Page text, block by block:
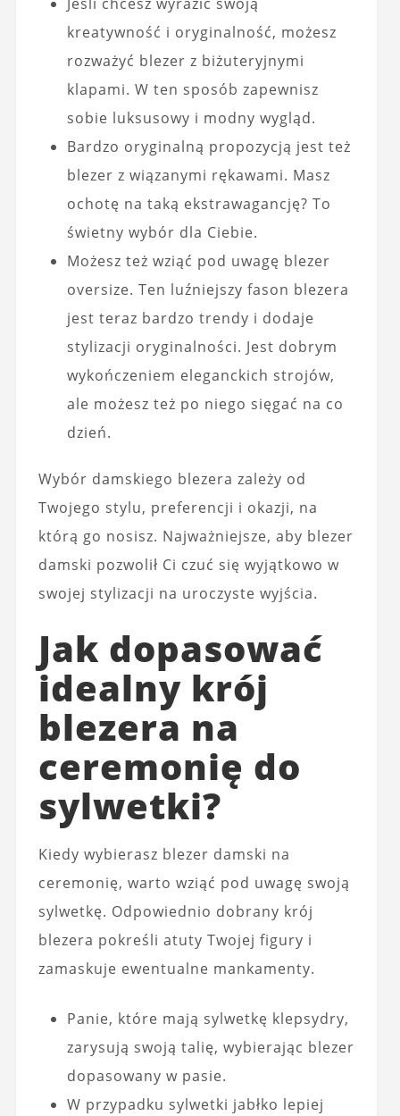
kreatywność i oryginalność, możesz
rozważyć blezer z biżuteryjnymi
klapami. W ten sposób zapewnisz
sobie luksusowy i modny wygląd.
Bardzo oryginalną propozycją jest też
blezer z wiązanymi rękawami. Masz
ochotę na taką ekstrawagancję? To
świetny wybór dla Ciebie.
Możesz też wziąć pod uwagę blezer
oversize. Ten luźniejszy fason blezera
jest teraz bardzo trendy i dodaje
stylizacji oryginalności. Jest dobrym
wykończeniem eleganckich strojów,
ale możesz też po niego sięgać na co
dzień.
Wybór damskiego blezera zależy od
Twojego stylu, preferencji i okazji, na
którą go nosisz. Najważniejsze, aby blezer
damski pozwolił Ci czuć się wyjątkowo w
swojej stylizacji na uroczyste wyjścia.
Jak dopasować
idealny krój
blezera na
ceremonię do
sylwetki?
Kiedy wybierasz blezer damski na
ceremonię, warto wziąć pod uwagę swoją
sylwetkę. Odpowiednio dobrany krój
blezera pokreśli atuty Twojej figury i
zamaskuje ewentualne mankamenty.
Panie, które mają sylwetkę klepsydry,
zarysują swoją talię, wybierając blezer
dopasowany w pasie.
W przypadku sylwetki jabłko lepiej